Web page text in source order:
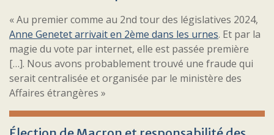
« Au premier comme au 2nd tour des législatives 2024,
Anne Genetet arrivait en 2ème dans les urnes. Et par la
magie du vote par internet, elle est passée première
[…]. Nous avons probablement trouvé une fraude qui
serait centralisée et organisée par le ministère des
Affaires étrangères »